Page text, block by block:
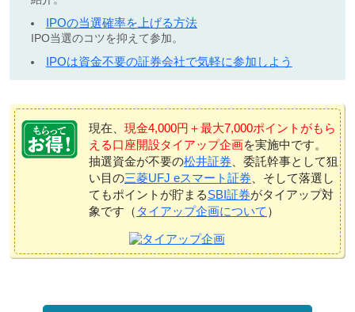
IPOの当選確率を上げる方法
IPO当選のコツを抑えて参加。
IPOは資金不要の証券会社で気軽に参加しよう
現在、 現金4,000円＋最大7,000ポイントがもら
える口座開設タイアップ企画を実施中です。
抽選資金が不要の松井証券 、委託幹事として狙
い目の三菱UFJ eスマート証券 、そして落選し
てもポイントが貯まるSBI証券がタイアップ対
象です（ タイアップ企画について ）